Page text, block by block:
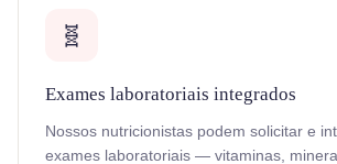
🧬
Exames laboratoriais integrados
Nossos nutricionistas podem solicitar e
exames laboratoriais — vitaminas,